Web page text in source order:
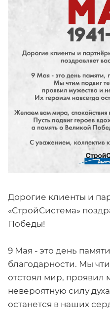
Дорогие клиенты и
«СтройСистема»
Победы!
9 Мая - это день
благодарности. Мы
отстоял мир, проявил
невероятную силу
останется в наших